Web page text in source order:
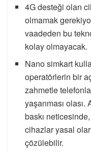
4G desteği olan
olmamak
vaadeden bu
kolay olmayacak.
Nano simkart
operatörlerin bir
zahmetle
yaşanması
baskı
cihazlar yasal
çözülebilir.